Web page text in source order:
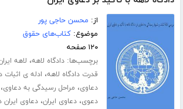
از: محسن حاجی پور
موضوع:کتاب‌های حقوق
۱۲۰ صفحه
برچسب‌ها:دادگاه لاهه، لاهه
قدرت دادگاه لاهه، ادله ی اثبات
دعاوی، مراحل رسیدگی به دعاوی
دعوی،دعاوی ایران،دعاوی ایران